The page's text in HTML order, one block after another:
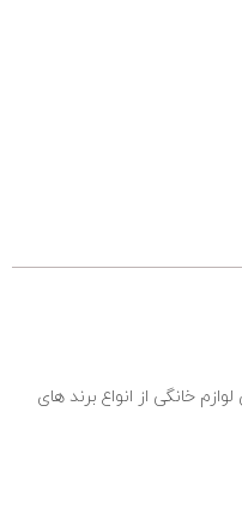
خانگی از انواع برند های